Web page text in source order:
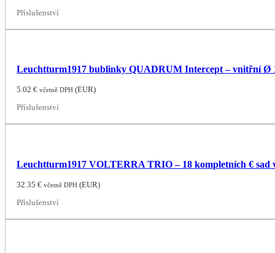
Příslušenství
Leuchtturm1917 bublinky QUADRUM Intercept – vnitřní Ø
5.02€ včetně DPH (EUR)
Příslušenství
Leuchtturm1917 VOLTERRA TRIO – 18 kompletních € sad
32.35€ včetně DPH (EUR)
Příslušenství